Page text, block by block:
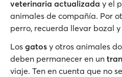
veterinaria actualizada y el
animales de compañía. Por
perro, recuerda llevar bozal
Los gatos y otros animales
deben permanecer en un
viaje. Ten en cuenta que no